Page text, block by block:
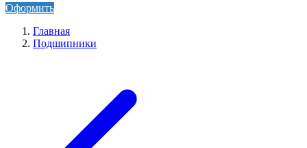
Оформить
Главная
Подшипники